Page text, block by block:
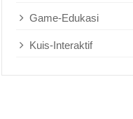
Game-Edukasi
Kuis-Interaktif